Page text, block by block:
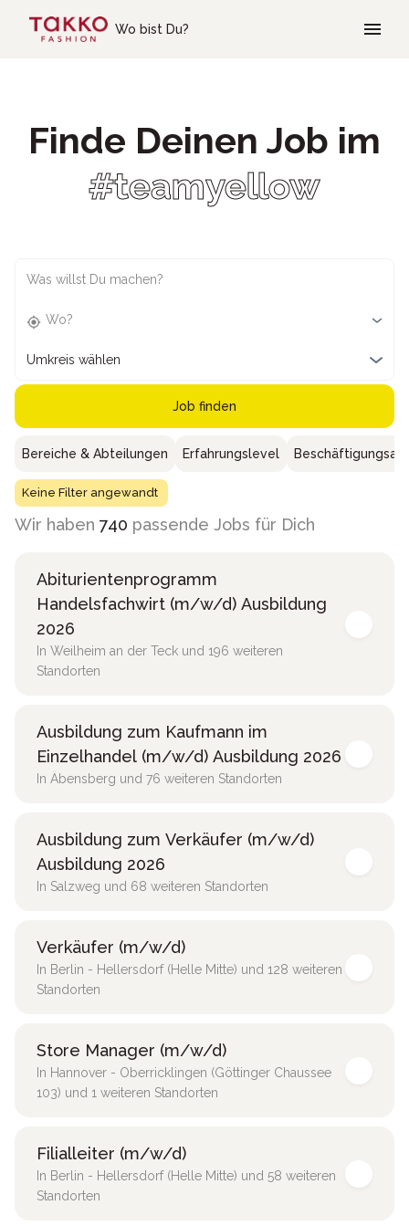
Wo bist Du?
Finde Deinen Job im
#teamyellow
Was willst Du machen?
Wo?
Umkreis wählen
Job finden
Bereiche & Abteilungen Erfahrungslevel
Keine Filter angewandt
Wir haben 740 passende Jobs für Dich
Abiturientenprogramm
Handelsfachwirt (m/w/d) Ausbildung
2026
In Weilheim an der Teck und 196 weiteren
Standorten
Ausbildung zum Kaufmann im
Einzelhandel (m/w/d) Ausbildung 2026
In Abensberg und 76 weiteren Standorten
Ausbildung zum Verkäufer (m/w/d)
Ausbildung 2026
In Salzweg und 68 weiteren Standorten
Verkäufer (m/w/d)
In Berlin - Hellersdorf (Helle Mitte) und 128 weiteren
Standorten
Store Manager (m/w/d)
In Hannover - Oberricklingen (Göttinger Chaussee
103) und 1 weiteren Standorten
Filialleiter (m/w/d)
In Berlin - Hellersdorf (Helle Mitte) und 58 weiteren
Standorten